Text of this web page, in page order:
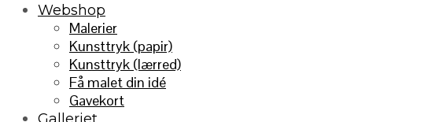
Webshop
Malerier
Kunsttryk (papir)
Kunsttryk (lærred)
Få malet din idé
Gavekort
Galleriet